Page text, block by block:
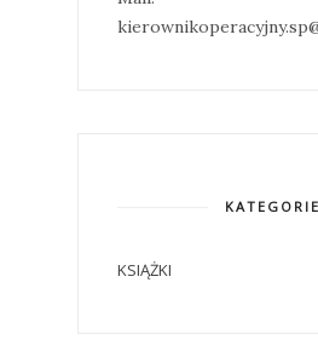
KATEGORIE
KSIĄŻKI